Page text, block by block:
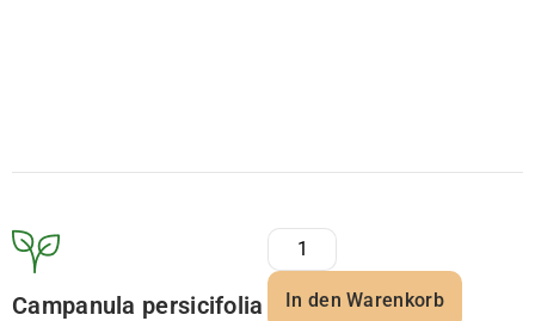
Campanula persicifolia
In den Warenkorb